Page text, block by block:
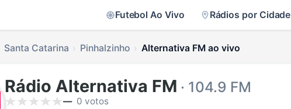
Futebol Ao Vivo Rádios por Cidade
Santa Catarina Pinhalzinho Alternativa FM ao vivo
Rádio Alternativa FM · 104.9 FM
— 0 votos